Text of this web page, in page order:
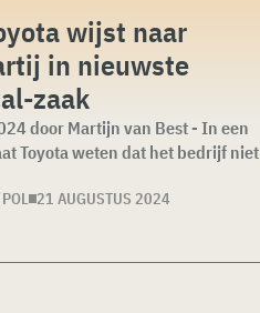
wijst naar
in nieuwste
zaak
door Martijn van Best - In een
Toyota weten dat het bedrijf niet
21 AUGUSTUS 2024